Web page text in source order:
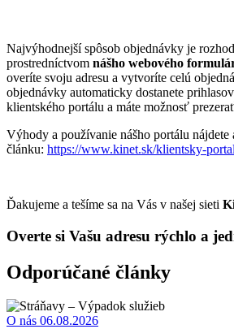
Najvýhodnejší spôsob objednávky je
prostredníctvom nášho webového
overíte svoju adresu a vytvoríte celú
objednávky automaticky dostanete
klientského portálu a máte možnosť
Výhody a používanie nášho portálu nájdete
článku: https://www.kinet.sk/klientsky-
Ďakujeme a tešíme sa na Vás v našej sieti
Overte si Vašu adresu rýchlo a
Odporúčané články
O nás 06.08.2026